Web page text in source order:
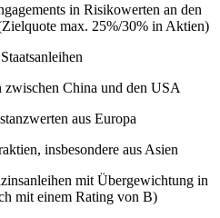
in Risikowerten an den
max. 25%/30% in Aktien)
zwischen China und den USA
aus Europa
insbesondere aus Asien
mit Übergewichtung in
mit einem Rating von B)